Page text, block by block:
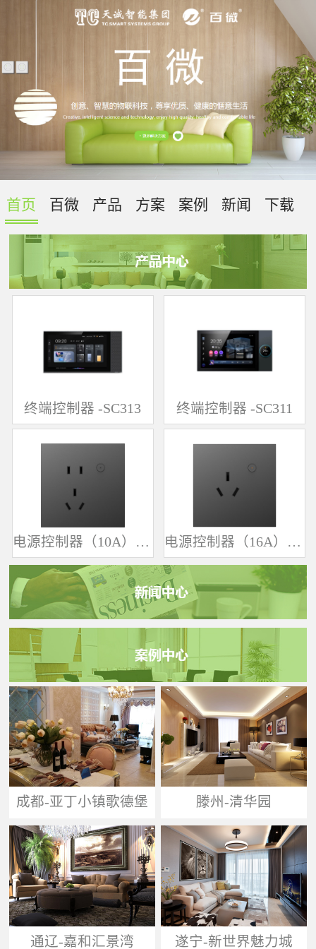
首页 百微 产品 方案 案例 新闻 下载
终端控制器 -SC313 终端控制器 -SC311
电源控制器（10A）-SK361 电源控制器（16A）-SK342
成都-亚丁小镇歌德堡 滕州-清华园
通辽-嘉和汇景湾 遂宁-新世界魅力城